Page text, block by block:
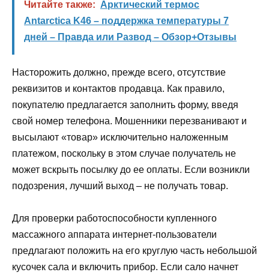
Читайте также: Арктический термос
Antarctica K46 – поддержка температуры 7
дней – Правда или Развод – Обзор+Отзывы
Насторожить должно, прежде всего, отсутствие
реквизитов и контактов продавца. Как правило,
покупателю предлагается заполнить форму, введя
свой номер телефона. Мошенники перезванивают и
высылают «товар» исключительно наложенным
платежом, поскольку в этом случае получатель не
может вскрыть посылку до ее оплаты. Если возникли
подозрения, лучший выход – не получать товар.
Для проверки работоспособности купленного
массажного аппарата интернет-пользователи
предлагают положить на его круглую часть небольшой
кусочек сала и включить прибор. Если сало начнет